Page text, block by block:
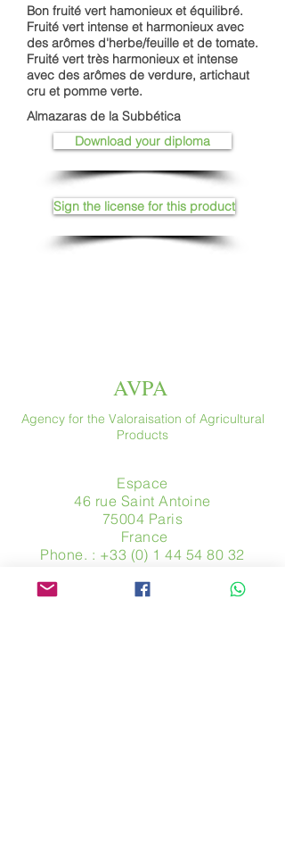
Bon fruité vert hamonieux et équilibré.
Fruité vert intense et harmonieux avec
des arômes d'herbe/feuille et de tomate.
Fruité vert très harmonieux et intense
avec des arômes de verdure, artichaut
cru et pomme verte.
Almazaras de la Subbética
Download your diploma
Sign the license for this product
AVPA
Agency for the Valoraisation of Agricultural
Products
Espace
46 rue Saint Antoine
75004 Paris
​ France
Phone. : +33 (0) 1 44 54 80 32
www.avpa.fr